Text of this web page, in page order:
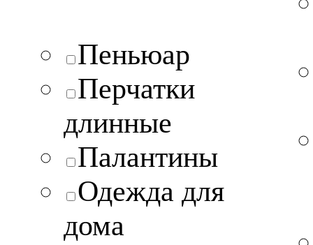
Пеньюар
Перчатки
длинные
Палантины
Одежда для
дома